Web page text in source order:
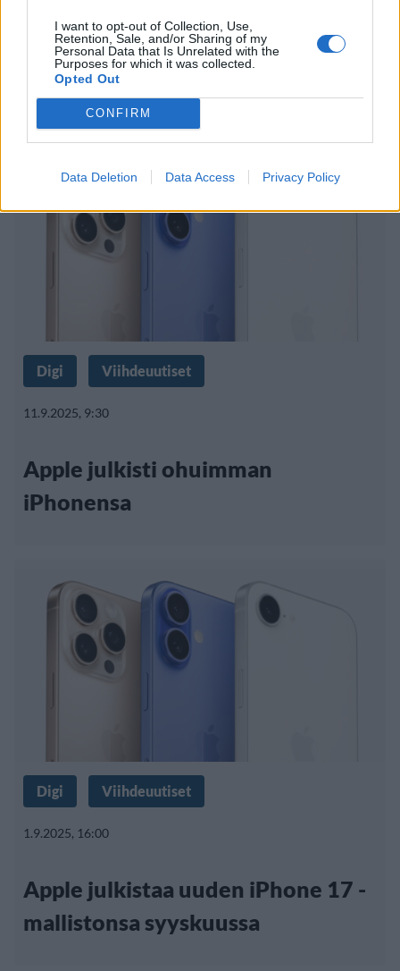
I want to opt-out of Collection, Use,
Retention, Sale, and/or Sharing of my
Personal Data that Is Unrelated with the
Purposes for which it was collected.
Opted Out
CONFIRM
Data Deletion Data Access Privacy Policy
Brändien nimissä huijataan –
Microsoft listan kärjessä
Digi Viihdeuutiset
11.9.2025, 9:30
Apple julkisti ohuimman
iPhonensa
Digi Viihdeuutiset
1.9.2025, 16:00
Apple julkistaa uuden iPhone 17 -
mallistonsa syyskuussa